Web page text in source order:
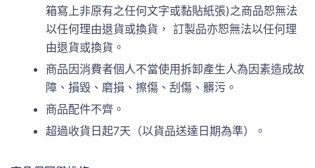
箱寫上非原有之任何文字或黏貼紙張)之商品恕無法
以任何理由退貨或換貨， 訂製品亦恕無法以任何理
由退貨或換貨。
商品因消費者個人不當使用拆卸產生人為因素造成故
障、損毀、磨損、擦傷、刮傷、髒污。
商品配件不齊。
超過收貨日起7天（以貨品送達日期為準）。